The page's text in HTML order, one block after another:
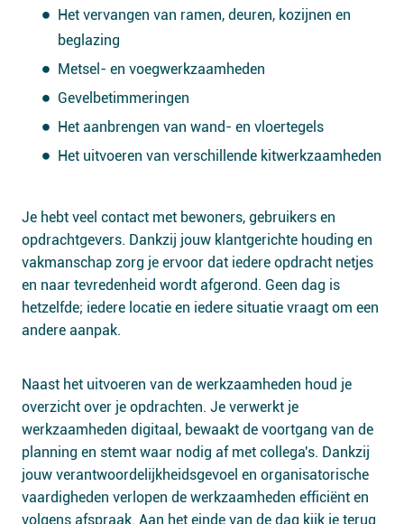
Het vervangen van ramen, deuren, kozijnen en
beglazing
Metsel- en voegwerkzaamheden
Gevelbetimmeringen
Het aanbrengen van wand- en vloertegels
Het uitvoeren van verschillende kitwerkzaamheden
Je hebt veel contact met bewoners, gebruikers en
opdrachtgevers. Dankzij jouw klantgerichte houding en
vakmanschap zorg je ervoor dat iedere opdracht netjes
en naar tevredenheid wordt afgerond. Geen dag is
hetzelfde; iedere locatie en iedere situatie vraagt om een
andere aanpak.
Naast het uitvoeren van de werkzaamheden houd je
overzicht over je opdrachten. Je verwerkt je
werkzaamheden digitaal, bewaakt de voortgang van de
planning en stemt waar nodig af met collega's. Dankzij
jouw verantwoordelijkheidsgevoel en organisatorische
vaardigheden verlopen de werkzaamheden efficiënt en
volgens afspraak. Aan het einde van de dag kijk je terug